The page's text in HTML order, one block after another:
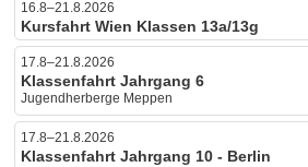
16.8–21.8.2026
Kursfahrt Wien Klassen 13a/13g
17.8–21.8.2026
Klassenfahrt Jahrgang 6
Jugendherberge Meppen
17.8–21.8.2026
Klassenfahrt Jahrgang 10 - Berlin